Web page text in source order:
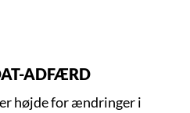
ADFÆRD
højde for ændringer i